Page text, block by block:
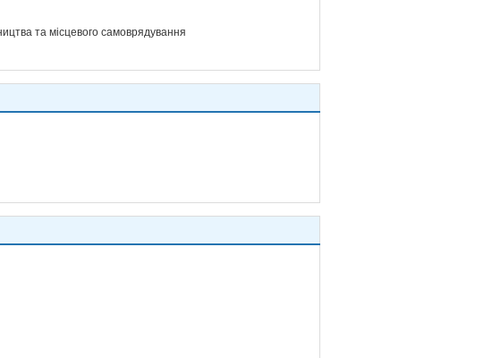
та місцевого самоврядування